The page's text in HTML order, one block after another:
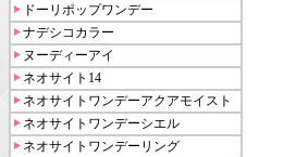
ドーリポップワンデー
ナデシコカラー
ヌーディーアイ
ネオサイト14
ネオサイトワンデーアクアモイスト
ネオサイトワンデーシエル
ネオサイトワンデーリング